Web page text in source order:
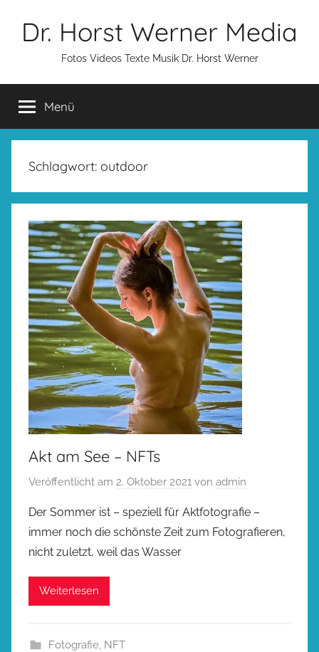
InhaltDr. Horst Werner Media
Fotos Videos Texte Musik Dr. Horst Werner
Menü
Schlagwort: outdoor
Akt am See – NFTs
Veröffentlicht am 2. Oktober 2021 von admin
Der Sommer ist – speziell für Aktfotografie –
immer noch die schönste Zeit zum Fotografieren,
nicht zuletzt, weil das Wasser
Weiterlesen
Fotografie, NFT